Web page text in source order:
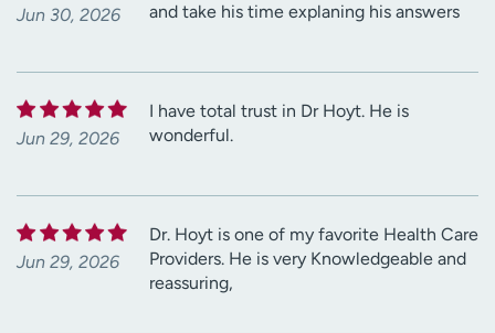
Jun 30, 2026
and take his time explaning his answers
Jun 29, 2026
I have total trust in Dr Hoyt. He is
wonderful.
Jun 29, 2026
Dr. Hoyt is one of my favorite Health Care
Providers. He is very Knowledgeable and
reassuring,